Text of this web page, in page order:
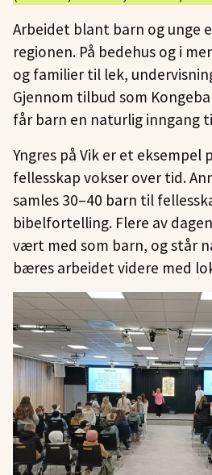
Arbeidet blant barn og unge
regionen. På bedehus og i
og familier til lek,
Gjennom tilbud som
får barn en naturlig inngang
Yngres på Vik er et eksempel
fellesskap vokser over tid.
samles 30–40 barn til
bibelfortelling. Flere av
vært med som barn, og står
bæres arbeidet videre med